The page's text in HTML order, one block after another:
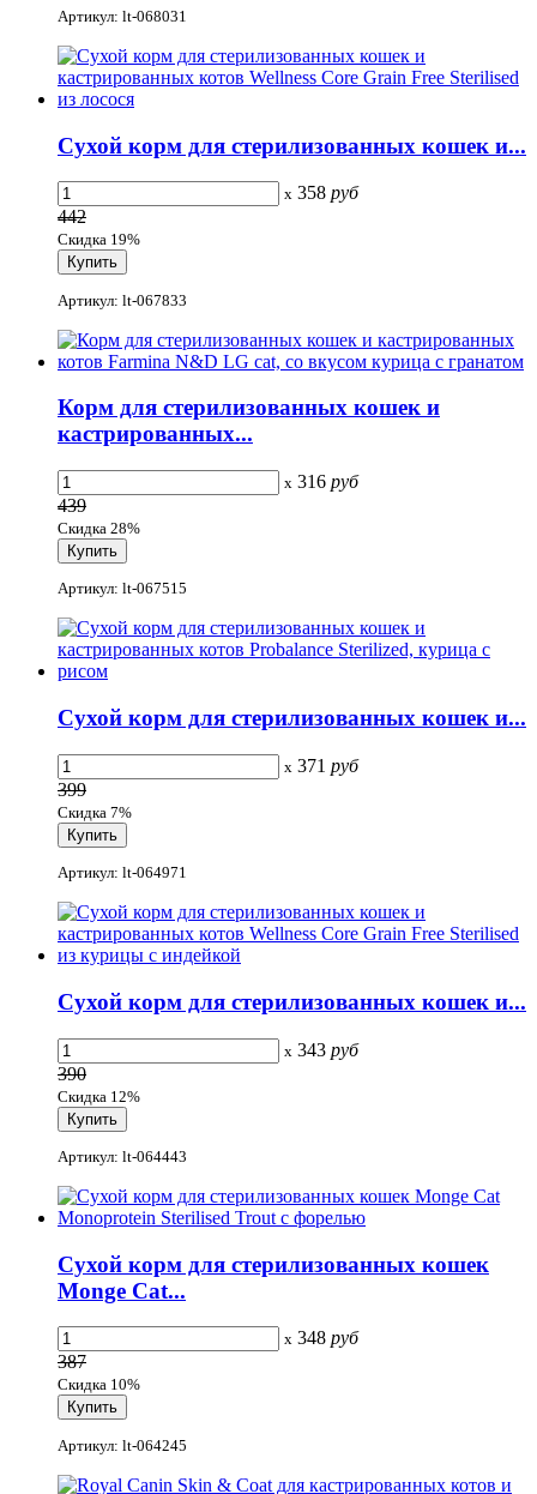
Артикул: lt-068031
Сухой корм для стерилизованных кошек и...
x 358 руб
442
Скидка 19%
Артикул: lt-067833
Корм для стерилизованных кошек и
кастрированных...
x 316 руб
439
Скидка 28%
Артикул: lt-067515
Сухой корм для стерилизованных кошек и...
x 371 руб
399
Скидка 7%
Артикул: lt-064971
Сухой корм для стерилизованных кошек и...
x 343 руб
390
Скидка 12%
Артикул: lt-064443
Сухой корм для стерилизованных кошек
Monge Cat...
x 348 руб
387
Скидка 10%
Артикул: lt-064245